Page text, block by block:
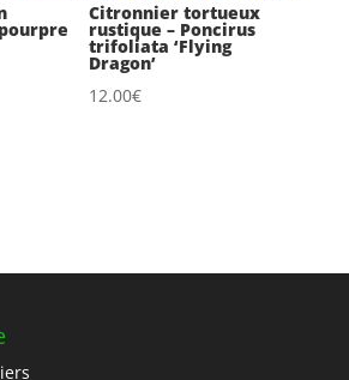
Citronnier tortueux
rustique – Poncirus
trifoliata ‘Flying
Dragon’
12.00€